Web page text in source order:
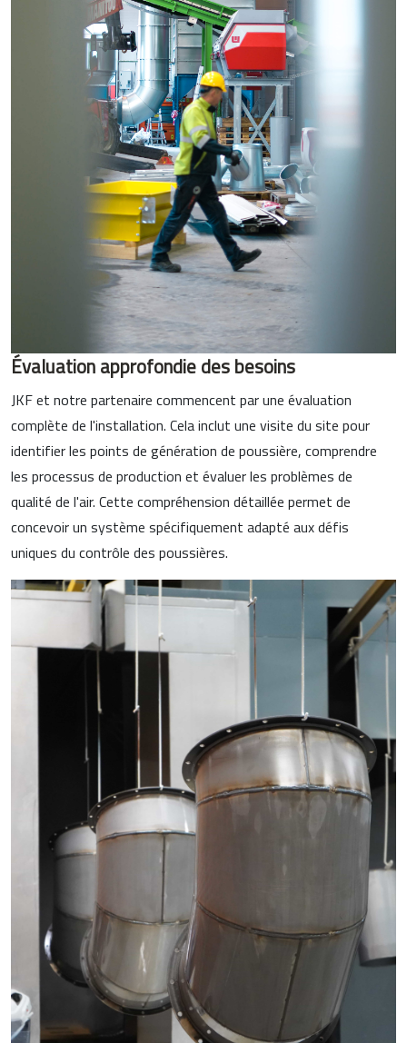
Évaluation approfondie des besoins
JKF et notre partenaire commencent par une évaluation
complète de l'installation. Cela inclut une visite du site pour
identifier les points de génération de poussière, comprendre
les processus de production et évaluer les problèmes de
qualité de l'air. Cette compréhension détaillée permet de
concevoir un système spécifiquement adapté aux défis
uniques du contrôle des poussières.